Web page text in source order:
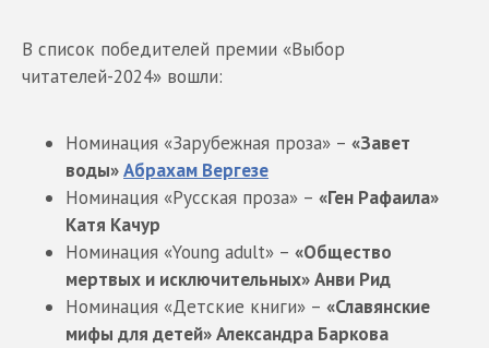
В список победителей премии «Выбор
читателей-2024» вошли:
Номинация «Зарубежная проза» – «Завет
воды»Абрахам Вергезе
Номинация «Русская проза» – «Ген Рафаила»
Катя Качур
Номинация «Young adult» – «Общество
мертвых и исключительных» Анви Рид
Номинация «Детские книги» – «Славянские
мифы для детей» Александра Баркова